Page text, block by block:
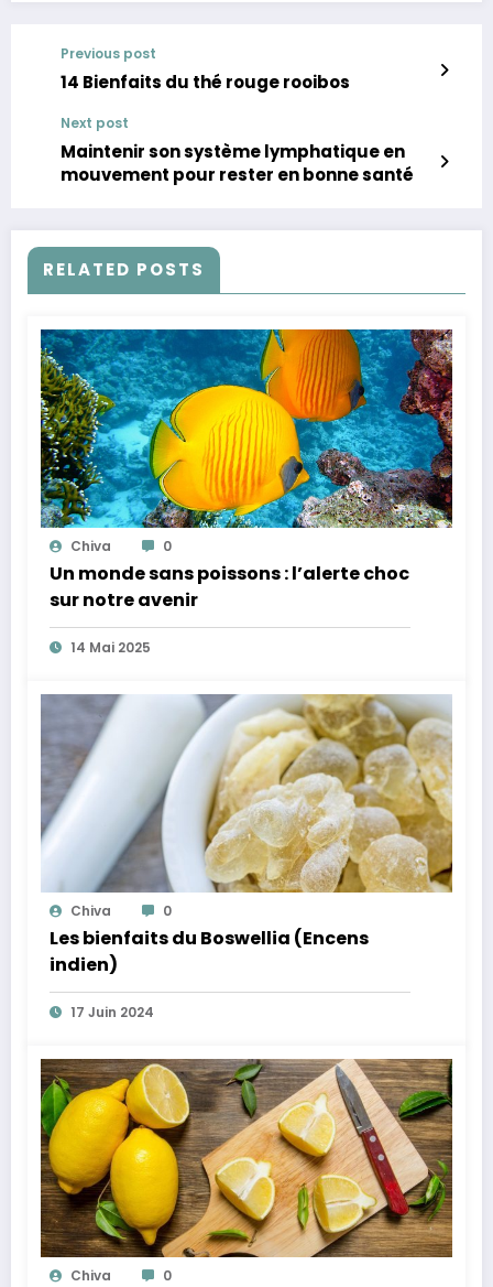
Previous post
14 Bienfaits du thé rouge rooibos
Next post
Maintenir son système lymphatique en
mouvement pour rester en bonne santé
RELATED POSTS
Chiva 0
Un monde sans poissons : l’alerte choc
sur notre avenir
14 Mai 2025
Chiva 0
Les bienfaits du Boswellia (Encens
indien)
17 Juin 2024
Chiva 0